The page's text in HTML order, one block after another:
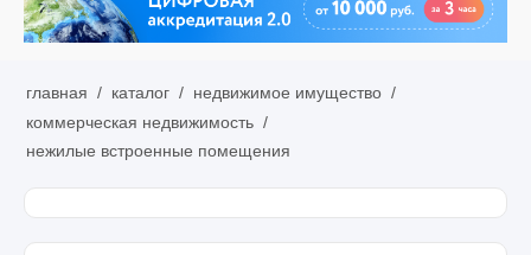
главная / каталог / недвижимое имущество /
коммерческая недвижимость /
нежилые встроенные помещения